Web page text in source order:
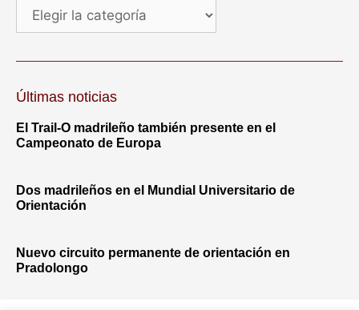
Últimas noticias
El Trail-O madrileño también presente en el
Campeonato de Europa
Dos madrileños en el Mundial Universitario de
Orientación
Nuevo circuito permanente de orientación en
Pradolongo